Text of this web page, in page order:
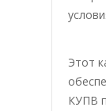
Этот
КУПВ